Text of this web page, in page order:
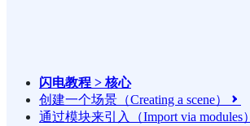
闪电教程 > 核心
创建一个场景（Creating a scene）

通过模块来引入（Import via modules）